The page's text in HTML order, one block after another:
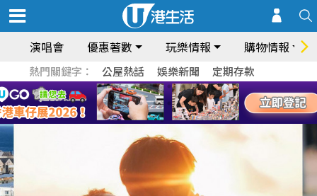
演唱會 優惠著數 玩樂情報 購物情報
熱門關鍵字： 公屋熱話 娛樂新聞 定期存款